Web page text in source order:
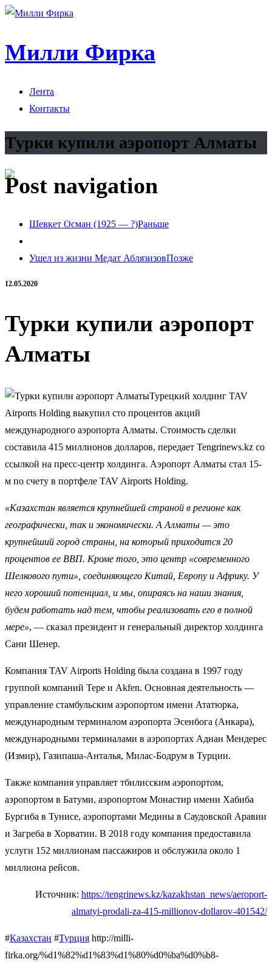
Милли Фирка
Лента
Контакты
Турки купили аэропорт Алматы
Post navigation
Шевкет Осман (1925 — ?)Раньше
Ушел из жизни Медат АблязизовПозже
12.05.2020
Турки купили аэропорт
Алматы
Турецкий холдинг TAV
Airports Holding выкупил сто процентов акций
международного аэропорта Алматы. Стоимость сделки
составила 415 миллионов долларов, передает Tengrinews.kz со
ссылкой на пресс-центр холдинга. Аэропорт Алматы стал 15-
м по счету в портфеле TAV Airports Holding.
«Казахстан является крупнейшей страной в регионе как
географически, так и экономически. А Алматы — это
крупнейший город страны, на который приходится 20
процентов ее ВВП. Кроме того, это центр «современного
Шелкового пути», соединяющего Китай, Европу и Африку. У
него хороший потенциал, и мы, опираясь на наши знания,
будем работать над тем, чтобы реализовать его в полной
мере», — сказал президент и генеральный директор холдинга
Сани Шенер.
Компания TAV Airports Holding была создана в 1997 году
группой компаний Tepe и Akfen. Основная деятельность —
управление стамбульским аэропортом имени Ататюрка,
международным терминалом аэропорта Эсенбога (Анкара),
международными терминалами в аэропортах Аднан Мендерес
(Измир), Газипаша-Анталья, Милас-Бодрум в Турции.
Также компания управляет тбилисским аэропортом,
аэропортом в Батуми, аэропортом Монастир имени Хабиба
Бургиба в Тунисе, аэропортами Медины в Саудовской Аравии
и Загреба в Хорватии. В 2018 году компания предоставила
услуги 152 миллионам пассажиров и обслужила около 1
миллиона рейсов.
Источник: https://tengrinews.kz/kazakhstan_news/aeroport-
almatyi-prodali-za-415-millionov-dollarov-401542/
#Казахстан #Турция http://milli-
firka.org/%d1%82%d1%83%d1%80%d0%ba%d0%b8-